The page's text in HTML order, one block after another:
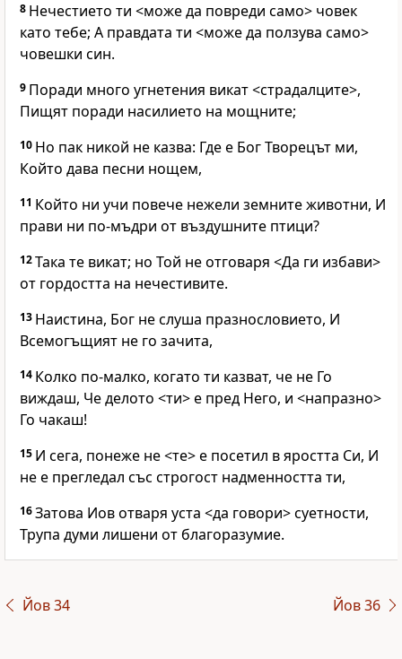
8 Нечестието ти <може да повреди само> човек
като тебе; А правдата ти <може да ползува само>
човешки син.
9 Поради много угнетения викат <страдалците>,
Пищят поради насилието на мощните;
10 Но пак никой не казва: Где е Бог Творецът ми,
Който дава песни нощем,
11 Който ни учи повече нежели земните животни, И
прави ни по-мъдри от въздушните птици?
12Така те викат; но Той не отговаря <Да ги избави>
от гордостта на нечестивите.
13 Наистина, Бог не слуша празнословието, И
Всемогъщият не го зачита,
14 Колко по-малко, когато ти казват, че не Го
виждаш, Че делото <ти> е пред Него, и <напразно>
Го чакаш!
15 И сега, понеже не <те> е посетил в яростта Си, И
не е прегледал със строгост надменността ти,
16Затова Иов отваря уста <да говори> суетности,
Трупа думи лишени от благоразумие.
Йов 34 Йов 36